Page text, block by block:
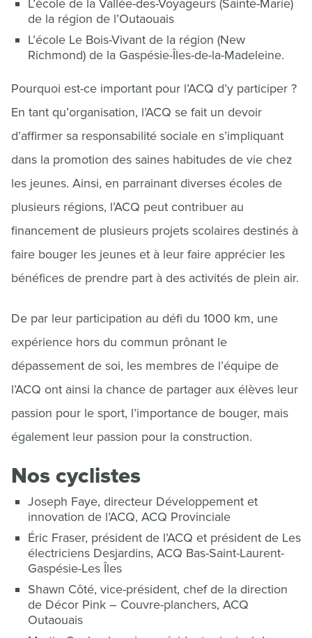
L’école de la Vallée-des-Voyageurs (Sainte-Marie)
de la région de l’Outaouais
L’école Le Bois-Vivant de la région (New
Richmond) de la Gaspésie-Îles-de-la-Madeleine.
Pourquoi est-ce important pour l’ACQ d’y participer ?
En tant qu’organisation, l’ACQ se fait un devoir
d’affirmer sa responsabilité sociale en s’impliquant
dans la promotion des saines habitudes de vie chez
les jeunes. Ainsi, en parrainant diverses écoles de
plusieurs régions, l’ACQ peut contribuer au
financement de plusieurs projets scolaires destinés à
faire bouger les jeunes et à leur faire apprécier les
bénéfices de prendre part à des activités de plein air.
De par leur participation au défi du 1000 km, une
expérience hors du commun prônant le
dépassement de soi, les membres de l’équipe de
l’ACQ ont ainsi la chance de partager aux élèves leur
passion pour le sport, l’importance de bouger, mais
également leur passion pour la construction.
Nos cyclistes
Joseph Faye, directeur Développement et
innovation de l’ACQ, ACQ Provinciale
Éric Fraser, président de l’ACQ et président de Les
électriciens Desjardins, ACQ Bas-Saint-Laurent-
Gaspésie-Les Îles
Shawn Côté, vice-président, chef de la direction
de Décor Pink – Couvre-planchers, ACQ
Outaouais